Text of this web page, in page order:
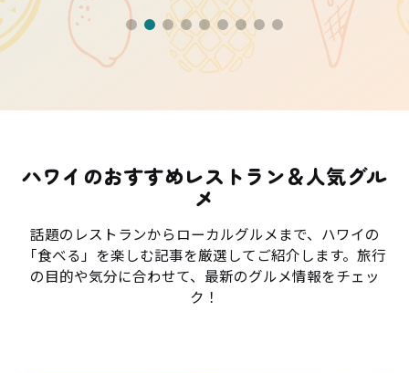
ハワイのおすすめレストラン＆人気グル
メ
話題のレストランからローカルグルメまで、ハワイの
「食べる」を楽しむ記事を厳選してご紹介します。旅行
の目的や気分に合わせて、最新のグルメ情報をチェッ
ク！